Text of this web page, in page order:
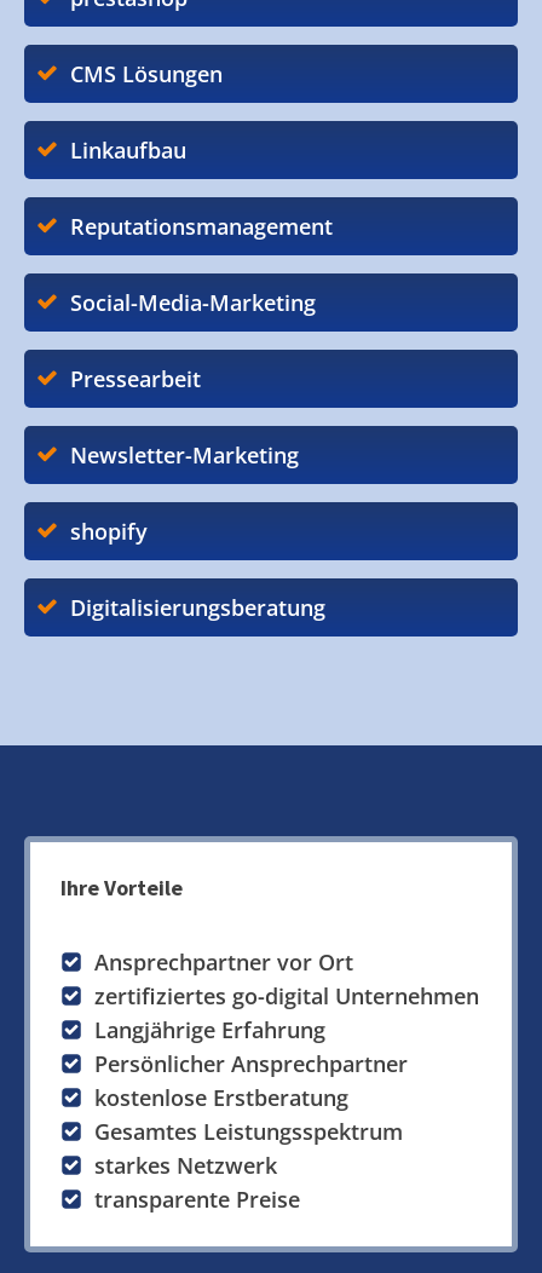
CMS Lösungen
Linkaufbau
Reputationsmanagement
Social-Media-Marketing
Pressearbeit
Newsletter-Marketing
shopify
Digitalisierungsberatung
Ihre Vorteile
Ansprechpartner vor Ort
zertifiziertes go-digital Unternehmen
Langjährige Erfahrung
Persönlicher Ansprechpartner
kostenlose Erstberatung
Gesamtes Leistungsspektrum
starkes Netzwerk
transparente Preise